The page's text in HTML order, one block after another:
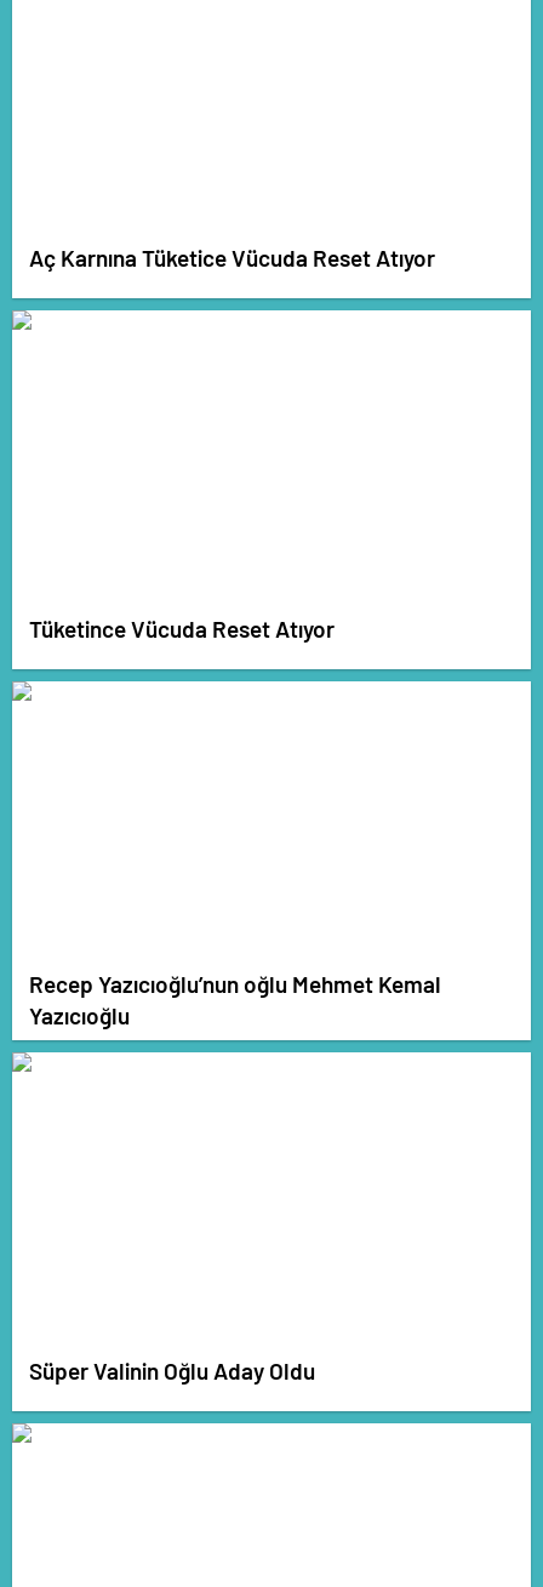
Aç Karnına Tüketice Vücuda Reset Atıyor
Tüketince Vücuda Reset Atıyor
Recep Yazıcıoğlu’nun oğlu Mehmet Kemal
Yazıcıoğlu
Süper Valinin Oğlu Aday Oldu